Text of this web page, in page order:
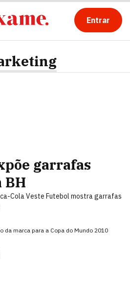
Entrar
garrafas
BH
Cola Veste Futebol mostra garrafas
da marca para a Copa do Mundo 2010